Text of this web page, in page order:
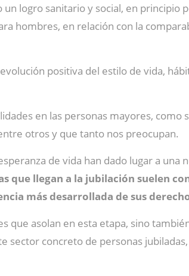
logro sanitario y social, en principio
hombres, en relación con la
positiva del estilo de vida,
en las personas mayores,
otros y que tanto nos preocupan.
de vida han dado lugar a
que llegan a la jubilación suelen
más desarrollada de sus
que asolan en esta etapa, sino
sector concreto de personas